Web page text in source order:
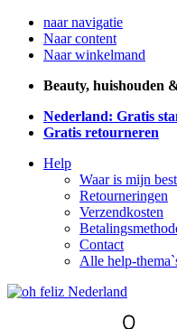
naar navigatie
Naar content
Naar winkelmand
Beauty, huishouden
Nederland: Gratis
Gratis retourneren
Help
Waar is mijn
Retourneringen
Verzendkosten
Contact
Alle help-